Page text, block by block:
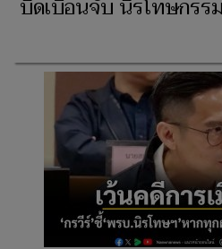
บิดเบือนจับ นิรโทษกรรม